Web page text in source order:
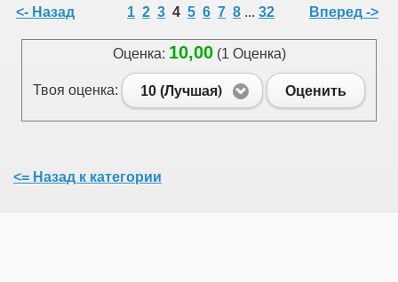
<- Назад 1 2 3 4 5 6 7 8 ... 32 Вперед ->
Оценка: 10,00(1 Оценка)
Твоя оценка: 10 (Лучшая) Оценить
<= Назад к категории